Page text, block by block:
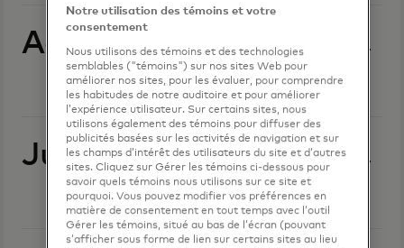
Août 2025
Juillet 2025
Notre utilisation des témoins et votre
consentement
Nous utilisons des témoins et des technologies
semblables ("témoins") sur nos sites Web pour
améliorer nos sites, pour les évaluer, pour comprendre
les habitudes de notre auditoire et pour améliorer
l’expérience utilisateur. Sur certains sites, nous
utilisons également des témoins pour diffuser des
publicités basées sur les activités de navigation et sur
les champs d’intérêt des utilisateurs du site et d’autres
sites. Cliquez sur Gérer les témoins ci-dessous pour
savoir quels témoins nous utilisons sur ce site et
pourquoi. Vous pouvez modifier vos préférences en
matière de consentement en tout temps avec l’outil
Gérer les témoins, situé au bas de l’écran (pouvant
s’afficher sous forme de lien sur certains sites au lieu